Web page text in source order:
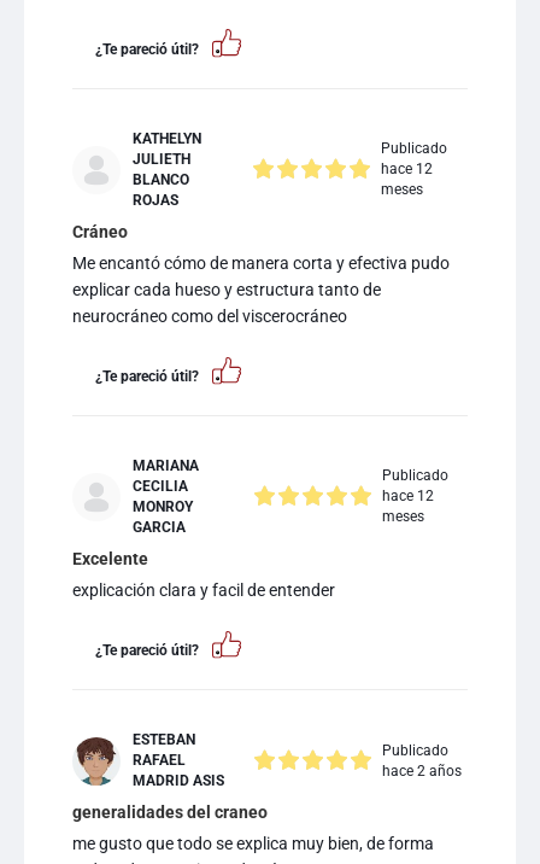
¿Te pareció útil?
KATHELYN
JULIETH
BLANCO
ROJAS
Publicado
hace 12
meses
Cráneo
Me encantó cómo de manera corta y efectiva pudo
explicar cada hueso y estructura tanto de
neurocráneo como del viscerocráneo
¿Te pareció útil?
MARIANA
CECILIA
MONROY
GARCIA
Publicado
hace 12
meses
Excelente
explicación clara y facil de entender
¿Te pareció útil?
ESTEBAN
RAFAEL
MADRID ASIS
Publicado
hace 2 años
generalidades del craneo
me gusto que todo se explica muy bien, de forma